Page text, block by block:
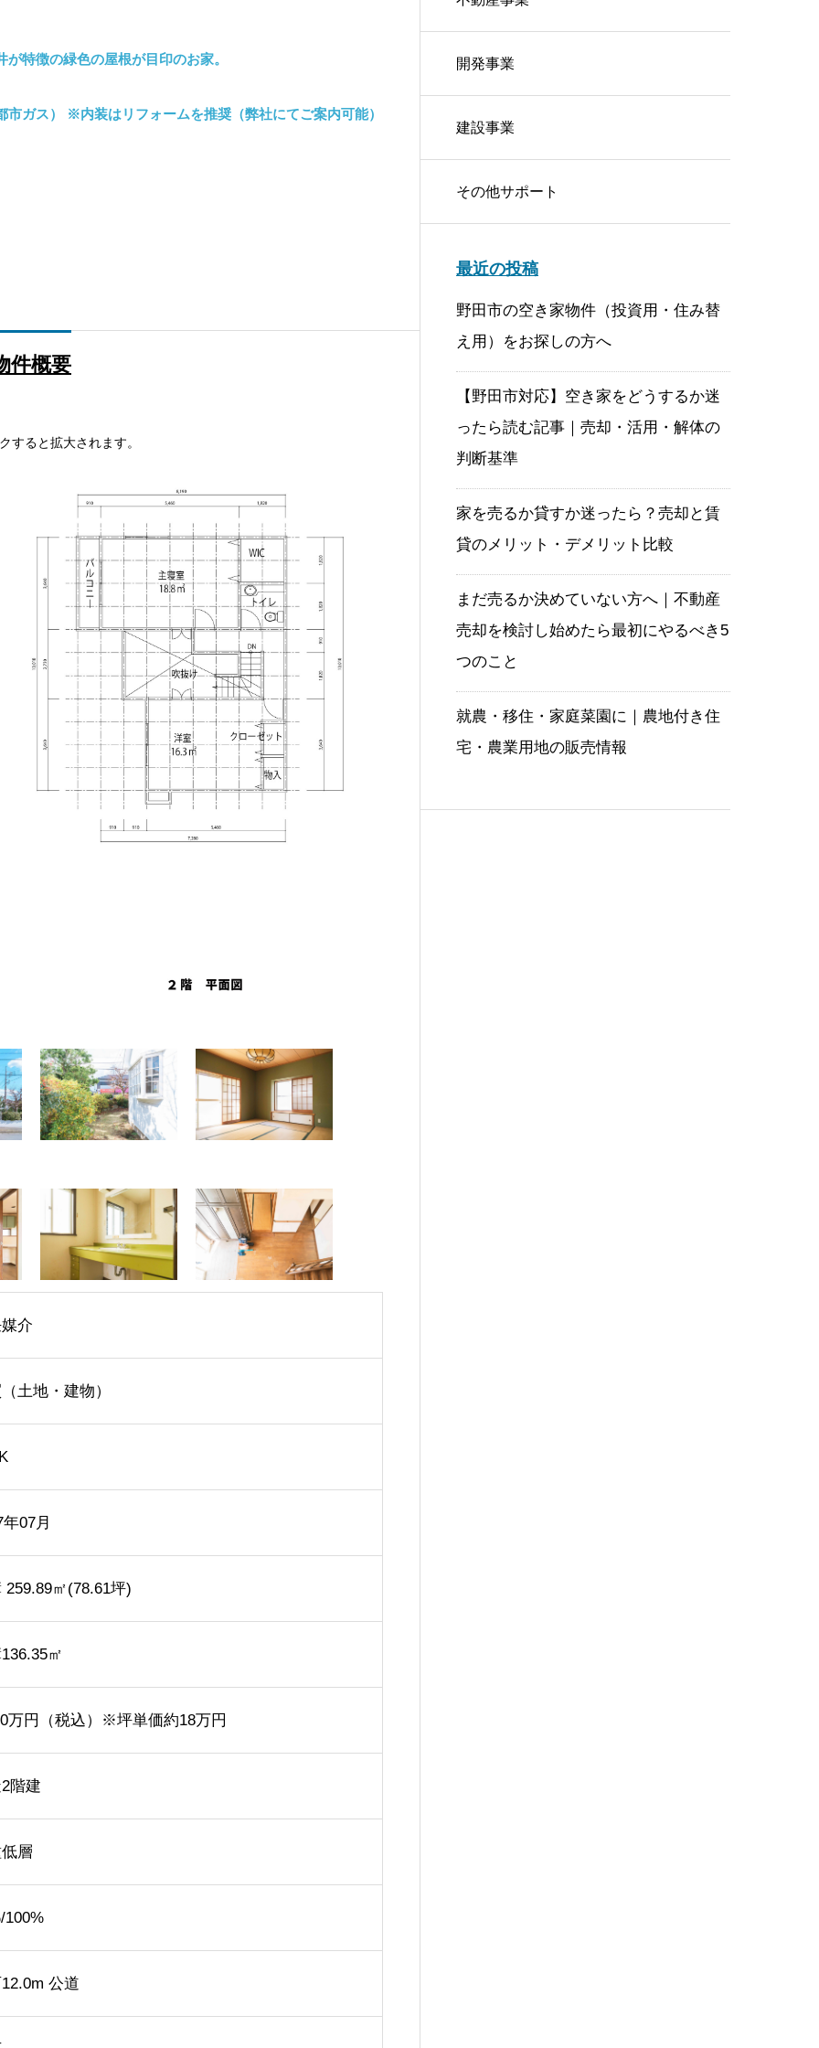
住・家庭菜園に｜農地付き住宅・農業用地の販売情報
定を断りたい・契約をキャンセルしたいときの伝え方
特徴の緑色の屋根が目印のお家。
ガス） ※内装はリフォームを推奨（弊社にてご案内可能）
件概要
すると拡大されます。
介
土地・建物）
07月
259.89㎡(78.61坪)
㎡
万円（税込）※坪単価約18万円
階建
層
100%
公道
開発事業
建設事業
その他サポート
最近の投稿
野田市の空き家物件（投資用・住み替
え用）をお探しの方へ
【野田市対応】空き家をどうするか迷
ったら読む記事｜売却・活用・解体の
判断基準
家を売るか貸すか迷ったら？売却と賃
貸のメリット・デメリット比較
まだ売るか決めていない方へ｜不動産
売却を検討し始めたら最初にやるべき5
つのこと
就農・移住・家庭菜園に｜農地付き住
宅・農業用地の販売情報